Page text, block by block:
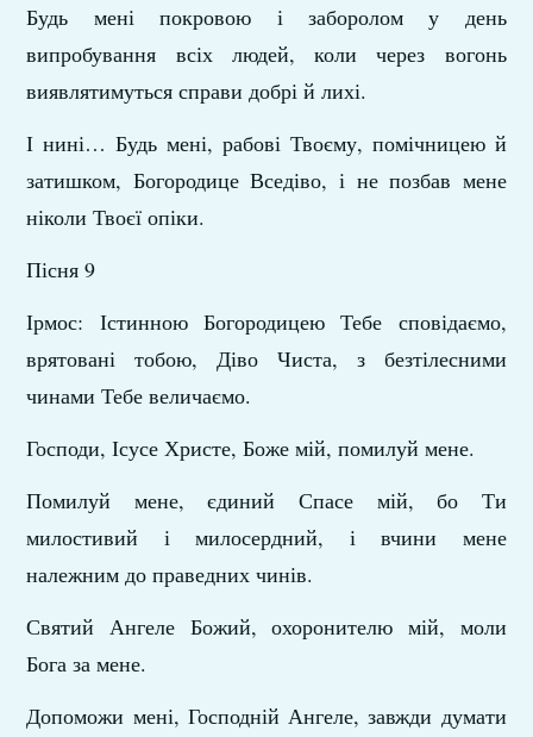
Будь мені покровою і заборолом у день
випробування всіх людей, коли через вогонь
виявлятимуться справи добрі й лихі.
І нині… Будь мені, рабові Твоєму, помічницею й
затишком, Богородице Вседіво, і не позбав мене
ніколи Твоєї опіки.
Пісня 9
Ірмос: Істинною Богородицею Тебе сповідаємо,
врятовані тобою, Діво Чиста, з безтілесними
чинами Тебе величаємо.
Господи, Ісусе Христе, Боже мій, помилуй мене.
Помилуй мене, єдиний Спасе мій, бо Ти
милостивий і милосердний, і вчини мене
належним до праведних чинів.
Святий Ангеле Божий, охоронителю мій, моли
Бога за мене.
Допоможи мені, Господній Ангеле, завжди думати